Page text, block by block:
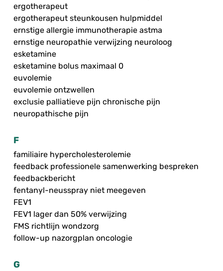
ergotherapeut
ergotherapeut steunkousen hulpmiddel
ernstige allergie immunotherapie astma
ernstige neuropathie verwijzing neuroloog
esketamine
esketamine bolus maximaal 0
euvolemie
euvolemie ontzwellen
exclusie palliatieve pijn chronische pijn
neuropathische pijn
F
familiaire hypercholesterolemie
feedback professionele samenwerking bespreken
feedbackbericht
fentanyl-neusspray niet meegeven
FEV1
FEV1 lager dan 50% verwijzing
FMS richtlijn wondzorg
follow-up nazorgplan oncologie
G